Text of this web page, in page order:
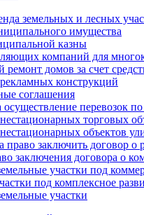
земельных и лесных
имущества
казны
компаний для
ремонт домов за счет
конструкций
соглашения
перевозок
торговых
объектов
заключить договор о
заключения договора о
участки под
под комплексное
участки